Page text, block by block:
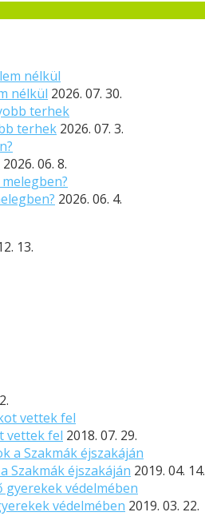
nélkül 2026. 07. 30.
terhek 2026. 07. 3.
2026. 06. 8.
2026. 06. 4.
13.
vettek fel 2018. 07. 29.
Szakmák éjszakáján 2019. 04. 14.
védelmében 2019. 03. 22.